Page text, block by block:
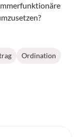
Ordination